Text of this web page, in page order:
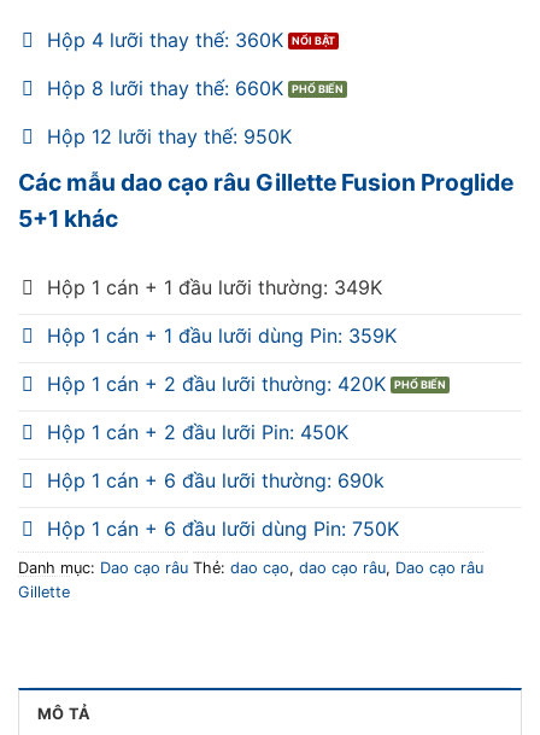
Hộp 4 lưỡi thay thế: 360K
Hộp 8 lưỡi thay thế: 660K
Hộp 12 lưỡi thay thế: 950K
Các mẫu dao cạo râu Gillette Fusion Proglide
5+1 khác
Hộp 1 cán + 1 đầu lưỡi thường: 349K
Hộp 1 cán + 1 đầu lưỡi dùng Pin: 359K
Hộp 1 cán + 2 đầu lưỡi thường: 420K
Hộp 1 cán + 2 đầu lưỡi Pin: 450K
Hộp 1 cán + 6 đầu lưỡi thường: 690k
Hộp 1 cán + 6 đầu lưỡi dùng Pin: 750K
Danh mục: Dao cạo râu Thẻ: dao cạo, dao cạo râu, Dao cạo râu
Gillette
MÔ TẢ